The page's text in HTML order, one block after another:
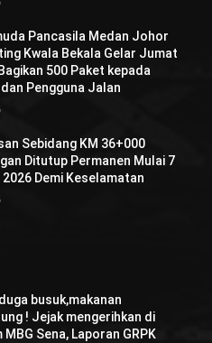
Pancasila Medan Johor
Kwala Bekala Gelar Jumat
500 Paket kepada
Pengguna Jalan
Sebidang KM 36+000
Ditutup Permanen Mulai 7
Demi Keselamatan
busuk,makanan
! Jejak mengerihkan di
MBG Sena, Laporan GRPK